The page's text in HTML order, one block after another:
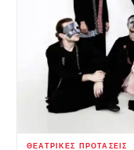
ΘΕΑΤΡΙΚΈΣ ΠΡΟΤΆΣΕΙΣ